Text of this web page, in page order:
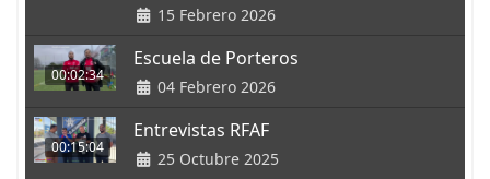
15 Febrero 2026
00:02:34
Escuela de Porteros
04 Febrero 2026
00:15:04
Entrevistas RFAF
25 Octubre 2025